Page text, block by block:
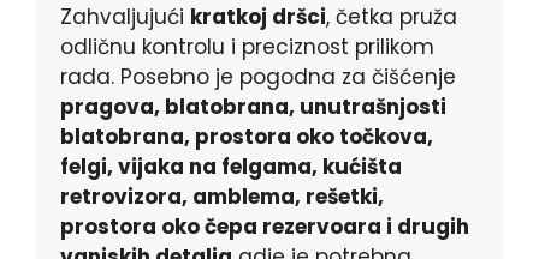
Zahvaljujući kratkoj dršci, četka pruža
odličnu kontrolu i preciznost prilikom
rada. Posebno je pogodna za čišćenje
pragova, blatobrana, unutrašnjosti
blatobrana, prostora oko točkova,
felgi, vijaka na felgama, kućišta
retrovizora, amblema, rešetki,
prostora oko čepa rezervoara i drugih